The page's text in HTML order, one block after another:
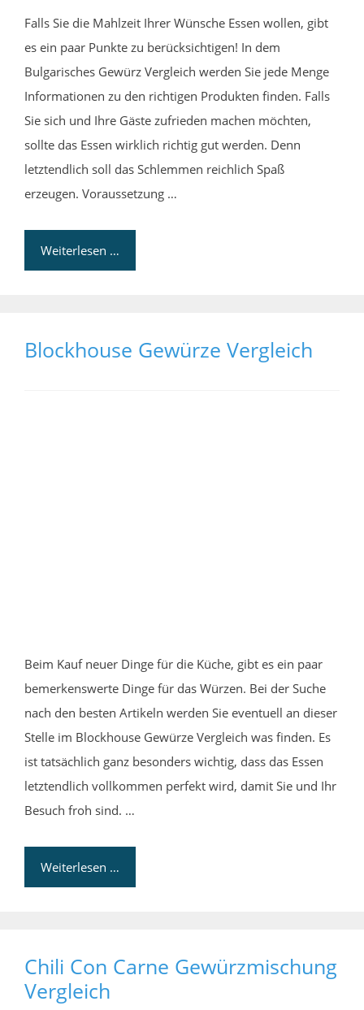
Falls Sie die Mahlzeit Ihrer Wünsche Essen wollen, gibt
es ein paar Punkte zu berücksichtigen! In dem
Bulgarisches Gewürz Vergleich werden Sie jede Menge
Informationen zu den richtigen Produkten finden. Falls
Sie sich und Ihre Gäste zufrieden machen möchten,
sollte das Essen wirklich richtig gut werden. Denn
letztendlich soll das Schlemmen reichlich Spaß
erzeugen. Voraussetzung …
Weiterlesen …
Blockhouse Gewürze Vergleich
Beim Kauf neuer Dinge für die Küche, gibt es ein paar
bemerkenswerte Dinge für das Würzen. Bei der Suche
nach den besten Artikeln werden Sie eventuell an dieser
Stelle im Blockhouse Gewürze Vergleich was finden. Es
ist tatsächlich ganz besonders wichtig, dass das Essen
letztendlich vollkommen perfekt wird, damit Sie und Ihr
Besuch froh sind. …
Weiterlesen …
Chili Con Carne Gewürzmischung
Vergleich